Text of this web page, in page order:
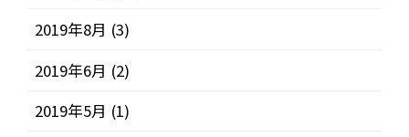
2019年8月 (3)
2019年6月 (2)
2019年5月 (1)